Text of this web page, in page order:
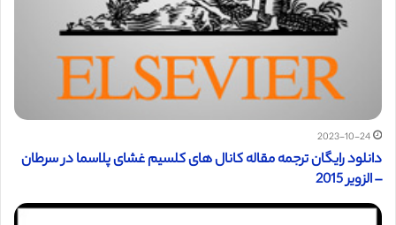
2023-10-24
دانلود رایگان ترجمه مقاله کانال های کلسیم غشای پلاسما در سرطان
– الزویر 2015